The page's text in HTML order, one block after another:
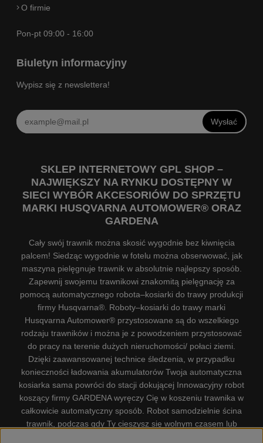
O firmie
Pon-pt 09:00 - 16:00
Biuletyn informacyjny
Wypisz się z newslettera!
Wysłać
SKLEP INTERNETOWY GPL SHOP –
NAJWIĘKSZY NA RYNKU DOSTĘPNY W
SIECI WYBÓR AKCESORIÓW DO SPRZĘTU
MARKI HUSQVARNA AUTOMOWER® ORAZ
GARDENA
Cały swój trawnik można skosić wygodnie bez kiwnięcia
palcem! Siedząc wygodnie w fotelu można obserwować, jak
maszyna pielęgnuje trawnik w absolutnie najlepszy sposób.
Zapewnij swojemu trawnikowi znakomitą pielęgnację za
pomocą automatycznego robota–kosiarki do trawy produkcji
firmy Husqvarna®. Roboty–kosiarki do trawy marki
Husqvarna Automower® przystosowane są do wszelkiego
rodzaju trawników i można je z powodzeniem przystosować
do pracy na terenie dużych nieruchomości/ połaci ziemi.
Dzięki zaawansowanej technice śledzenia, w przypadku
konieczności ładowania akumulatorów Twoja automatyczna
kosiarka sama powróci do stacji dokującej Innowacyjny robot
koszący firmy GARDENA wyręczy Cię w koszeniu trawnika w
całkowicie automatyczny sposób. Robot samodzielnie ścina
trawnik, podczas gdy Ty cieszysz się wolnym czasem lub